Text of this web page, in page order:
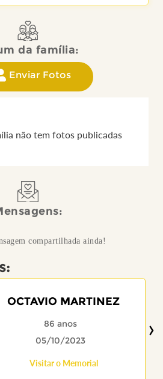
da família:
Enviar Fotos
não tem fotos publicadas
compartilhada ainda!
OCTAVIO MARTINEZ
86 anos
05/10/2023
Visitar o Memorial
›